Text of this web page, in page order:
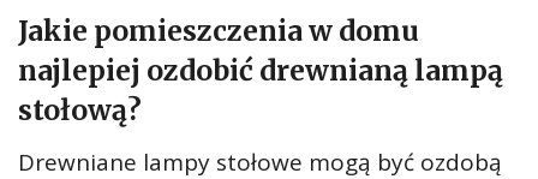
Jakie pomieszczenia w domu
najlepiej ozdobić drewnianą lampą
stołową?
Drewniane lampy stołowe mogą być ozdobą